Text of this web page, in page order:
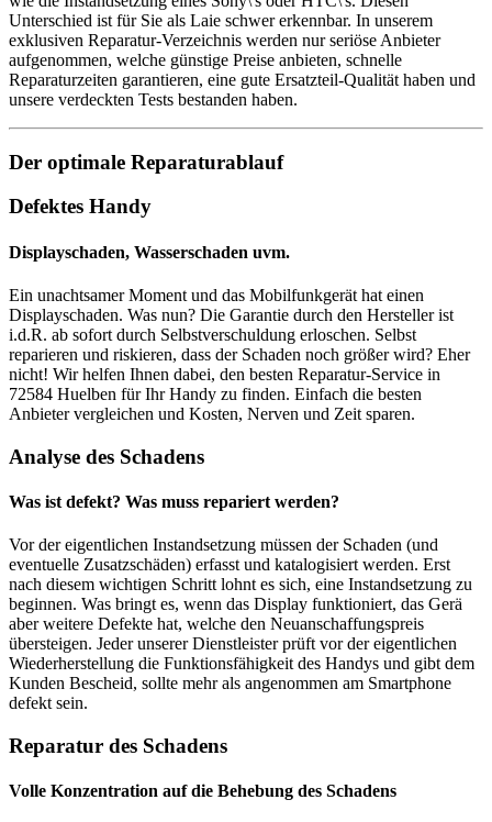
Unterschied ist für Sie als Laie schwer erkennbar. In unserem
exklusiven Reparatur-Verzeichnis werden nur seriöse Anbieter
aufgenommen, welche günstige Preise anbieten, schnelle
Reparaturzeiten garantieren, eine gute Ersatzteil-Qualität haben und
unsere verdeckten Tests bestanden haben.
Der optimale Reparaturablauf
Defektes Handy
Displayschaden, Wasserschaden uvm.
Ein unachtsamer Moment und das Mobilfunkgerät hat einen
Displayschaden. Was nun? Die Garantie durch den Hersteller ist
i.d.R. ab sofort durch Selbstverschuldung erloschen. Selbst
reparieren und riskieren, dass der Schaden noch größer wird? Eher
nicht! Wir helfen Ihnen dabei, den besten Reparatur-Service in
72584 Huelben für Ihr Handy zu finden. Einfach die besten
Anbieter vergleichen und Kosten, Nerven und Zeit sparen.
Analyse des Schadens
Was ist defekt? Was muss repariert werden?
Vor der eigentlichen Instandsetzung müssen der Schaden (und
eventuelle Zusatzschäden) erfasst und katalogisiert werden. Erst
nach diesem wichtigen Schritt lohnt es sich, eine Instandsetzung zu
beginnen. Was bringt es, wenn das Display funktioniert, das Gerä
aber weitere Defekte hat, welche den Neuanschaffungspreis
übersteigen. Jeder unserer Dienstleister prüft vor der eigentlichen
Wiederherstellung die Funktionsfähigkeit des Handys und gibt dem
Kunden Bescheid, sollte mehr als angenommen am Smartphone
defekt sein.
Reparatur des Schadens
Volle Konzentration auf die Behebung des Schadens